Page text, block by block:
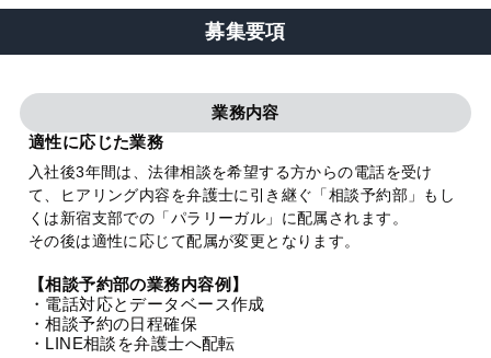
募集要項
業務内容
適性に応じた業務
入社後3年間は、法律相談を希望する方からの電話を受け
て、ヒアリング内容を弁護士に引き継ぐ「相談予約部」もし
くは新宿支部での「パラリーガル」に配属されます。
その後は適性に応じて配属が変更となります。
【相談予約部の業務内容例】
・電話対応とデータベース作成
・相談予約の日程確保
・LINE相談を弁護士へ配転
お知らせ
特設サイト
法人グループ